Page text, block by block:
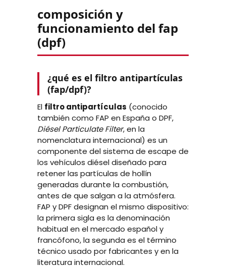
composición y
funcionamiento del fap
(dpf)
¿qué es el filtro antipartículas
(fap/dpf)?
El filtro antipartículas (conocido
también como FAP en España o DPF,
Diésel Particulate Filter, en la
nomenclatura internacional) es un
componente del sistema de escape de
los vehículos diésel diseñado para
retener las partículas de hollín
generadas durante la combustión,
antes de que salgan a la atmósfera.
FAP y DPF designan el mismo dispositivo:
la primera sigla es la denominación
habitual en el mercado español y
francófono, la segunda es el término
técnico usado por fabricantes y en la
literatura internacional.